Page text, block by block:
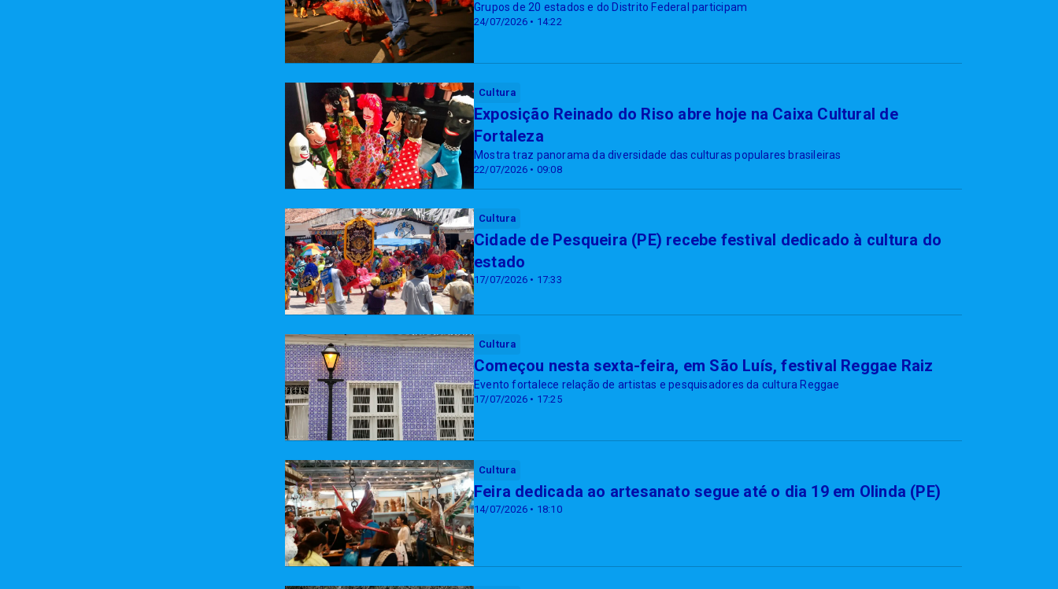
24/07/2026 • 14:22
Grupos de 20 estados e do Distrito Federal participam
Cultura
22/07/2026 • 09:08
Exposição Reinado do Riso abre hoje na Caixa Cultural de
Fortaleza
Mostra traz panorama da diversidade das culturas populares brasileiras
Cultura
17/07/2026 • 17:33
Cidade de Pesqueira (PE) recebe festival dedicado à cultura do
estado
Cultura
17/07/2026 • 17:25
Começou nesta sexta-feira, em São Luís, festival Reggae Raiz
Evento fortalece relação de artistas e pesquisadores da cultura Reggae
Cultura
14/07/2026 • 18:10
Feira dedicada ao artesanato segue até o dia 19 em Olinda (PE)